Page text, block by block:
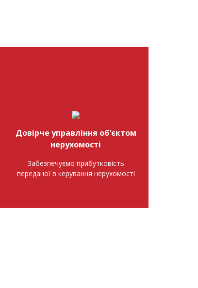
Довірче управління об'єктом
нерухомості
Забезпечуємо прибутковість
переданої в керування нерухомості